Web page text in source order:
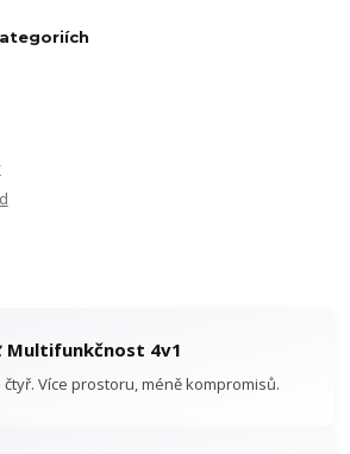
4v1
čtyř. Více prostoru, méně kompromisů.